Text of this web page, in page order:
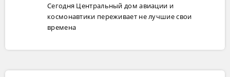
Сегодня Центральный дом авиации и
космонавтики переживает не лучшие свои
времена